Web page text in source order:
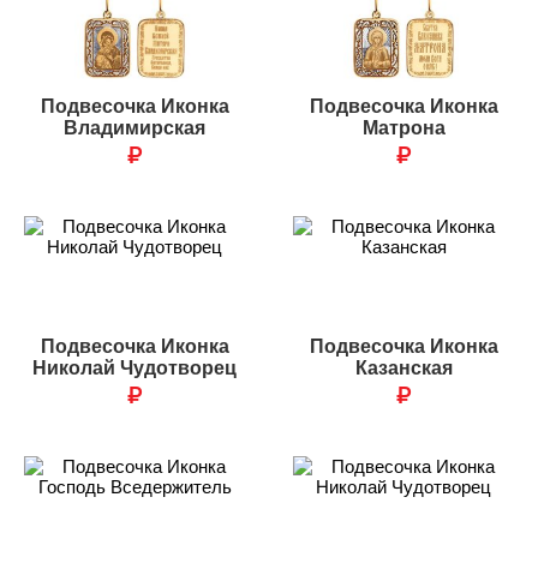
Подвесочка Иконка
Владимирская
₽
Подвесочка Иконка
Матрона
₽
Подвесочка Иконка
Николай Чудотворец
₽
Подвесочка Иконка
Казанская
₽